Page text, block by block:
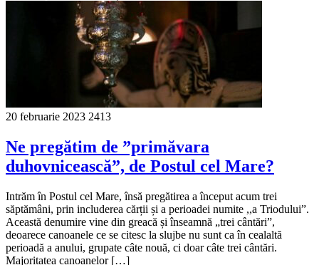
20 februarie 2023 2413
Ne pregătim de ”primăvara
duhovnicească”, de Postul cel Mare?
Intrăm în Postul cel Mare, însă pregătirea a început acum trei
săptămâni, prin includerea cărții și a perioadei numite ,,a Triodului”.
Această denumire vine din greacă și înseamnă „trei cântări”,
deoarece canoanele ce se citesc la slujbe nu sunt ca în cealaltă
perioadă a anului, grupate câte nouă, ci doar câte trei cântări.
Majoritatea canoanelor […]